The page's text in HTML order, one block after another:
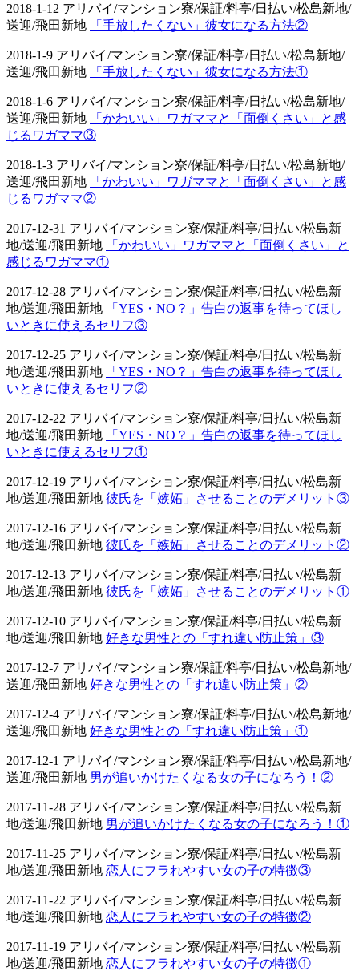
2018-1-12 アリバイ/マンション寮/保証/料亭/日払い/松島新地/
送迎/飛田新地
「手放したくない」彼女になる方法②
2018-1-9 アリバイ/マンション寮/保証/料亭/日払い/松島新地/
送迎/飛田新地
「手放したくない」彼女になる方法①
2018-1-6 アリバイ/マンション寮/保証/料亭/日払い/松島新地/
送迎/飛田新地
「かわいい」ワガママと「面倒くさい」と感
じるワガママ③
2018-1-3 アリバイ/マンション寮/保証/料亭/日払い/松島新地/
送迎/飛田新地
「かわいい」ワガママと「面倒くさい」と感
じるワガママ②
2017-12-31 アリバイ/マンション寮/保証/料亭/日払い/松島新
地/送迎/飛田新地
「かわいい」ワガママと「面倒くさい」と
感じるワガママ①
2017-12-28 アリバイ/マンション寮/保証/料亭/日払い/松島新
地/送迎/飛田新地
「YES・NO？」告白の返事を待ってほし
いときに使えるセリフ③
2017-12-25 アリバイ/マンション寮/保証/料亭/日払い/松島新
地/送迎/飛田新地
「YES・NO？」告白の返事を待ってほし
いときに使えるセリフ②
2017-12-22 アリバイ/マンション寮/保証/料亭/日払い/松島新
地/送迎/飛田新地
「YES・NO？」告白の返事を待ってほし
いときに使えるセリフ①
2017-12-19 アリバイ/マンション寮/保証/料亭/日払い/松島新
地/送迎/飛田新地 彼氏を「嫉妬」させることのデメリット③
2017-12-16 アリバイ/マンション寮/保証/料亭/日払い/松島新
地/送迎/飛田新地 彼氏を「嫉妬」させることのデメリット②
2017-12-13 アリバイ/マンション寮/保証/料亭/日払い/松島新
地/送迎/飛田新地 彼氏を「嫉妬」させることのデメリット①
2017-12-10 アリバイ/マンション寮/保証/料亭/日払い/松島新
地/送迎/飛田新地 好きな男性との「すれ違い防止策」③
2017-12-7 アリバイ/マンション寮/保証/料亭/日払い/松島新地/
送迎/飛田新地 好きな男性との「すれ違い防止策」②
2017-12-4 アリバイ/マンション寮/保証/料亭/日払い/松島新地/
送迎/飛田新地 好きな男性との「すれ違い防止策」①
2017-12-1 アリバイ/マンション寮/保証/料亭/日払い/松島新地/
送迎/飛田新地 男が追いかけたくなる女の子になろう！②
2017-11-28 アリバイ/マンション寮/保証/料亭/日払い/松島新
地/送迎/飛田新地 男が追いかけたくなる女の子になろう！①
2017-11-25 アリバイ/マンション寮/保証/料亭/日払い/松島新
地/送迎/飛田新地 恋人にフラれやすい女の子の特徴③
2017-11-22 アリバイ/マンション寮/保証/料亭/日払い/松島新
地/送迎/飛田新地 恋人にフラれやすい女の子の特徴②
2017-11-19 アリバイ/マンション寮/保証/料亭/日払い/松島新
地/送迎/飛田新地 恋人にフラれやすい女の子の特徴①